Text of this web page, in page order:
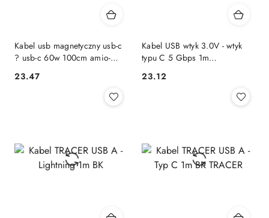
Kabel usb magnetyczny usb-c
? usb-c 60w 100cm amio-
Cena:
23.47
Kabel USB wtyk 3.0V - wtyk
typu C 5 Gbps 1m
Cena:
23.12